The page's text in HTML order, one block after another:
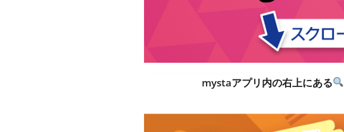
mystaアプリ内の右上にある